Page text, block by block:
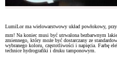
LumiLor ma wielowarstwowy układ powłokowy,
mm! Na koniec musi być utrwalona bezbarwnym
zmiennego, który może być dostarczany ze
wybranego koloru, częstotliwości i napięcia. Farbę
technice hydrografiki i druku tamponowym.